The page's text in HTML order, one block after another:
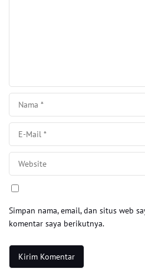
Simpan nama, email, dan situs web
komentar saya berikutnya.